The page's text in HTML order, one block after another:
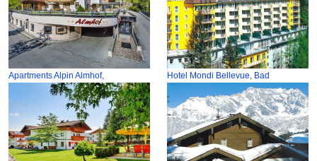
Apartments Alpin Almhof, Hotel Mondi Bellevue, Bad